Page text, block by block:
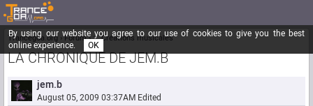
By using our website you agree to our use of cookies to give you the best
online experience.
OK
Trancegoa.org Forum ::. Créations musicales
LA CHRONIQUE DE JEM.B
jem.b
August 05, 2009 03:37AM Edited